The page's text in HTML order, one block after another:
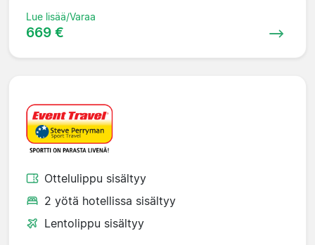
Lue lisää/Varaa
669 €
Ottelulippu sisältyy
2 yötä hotellissa sisältyy
Lentolippu sisältyy